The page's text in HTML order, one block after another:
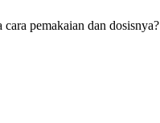
cara pemakaian dan dosisnya?